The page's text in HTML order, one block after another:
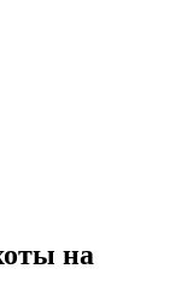
на